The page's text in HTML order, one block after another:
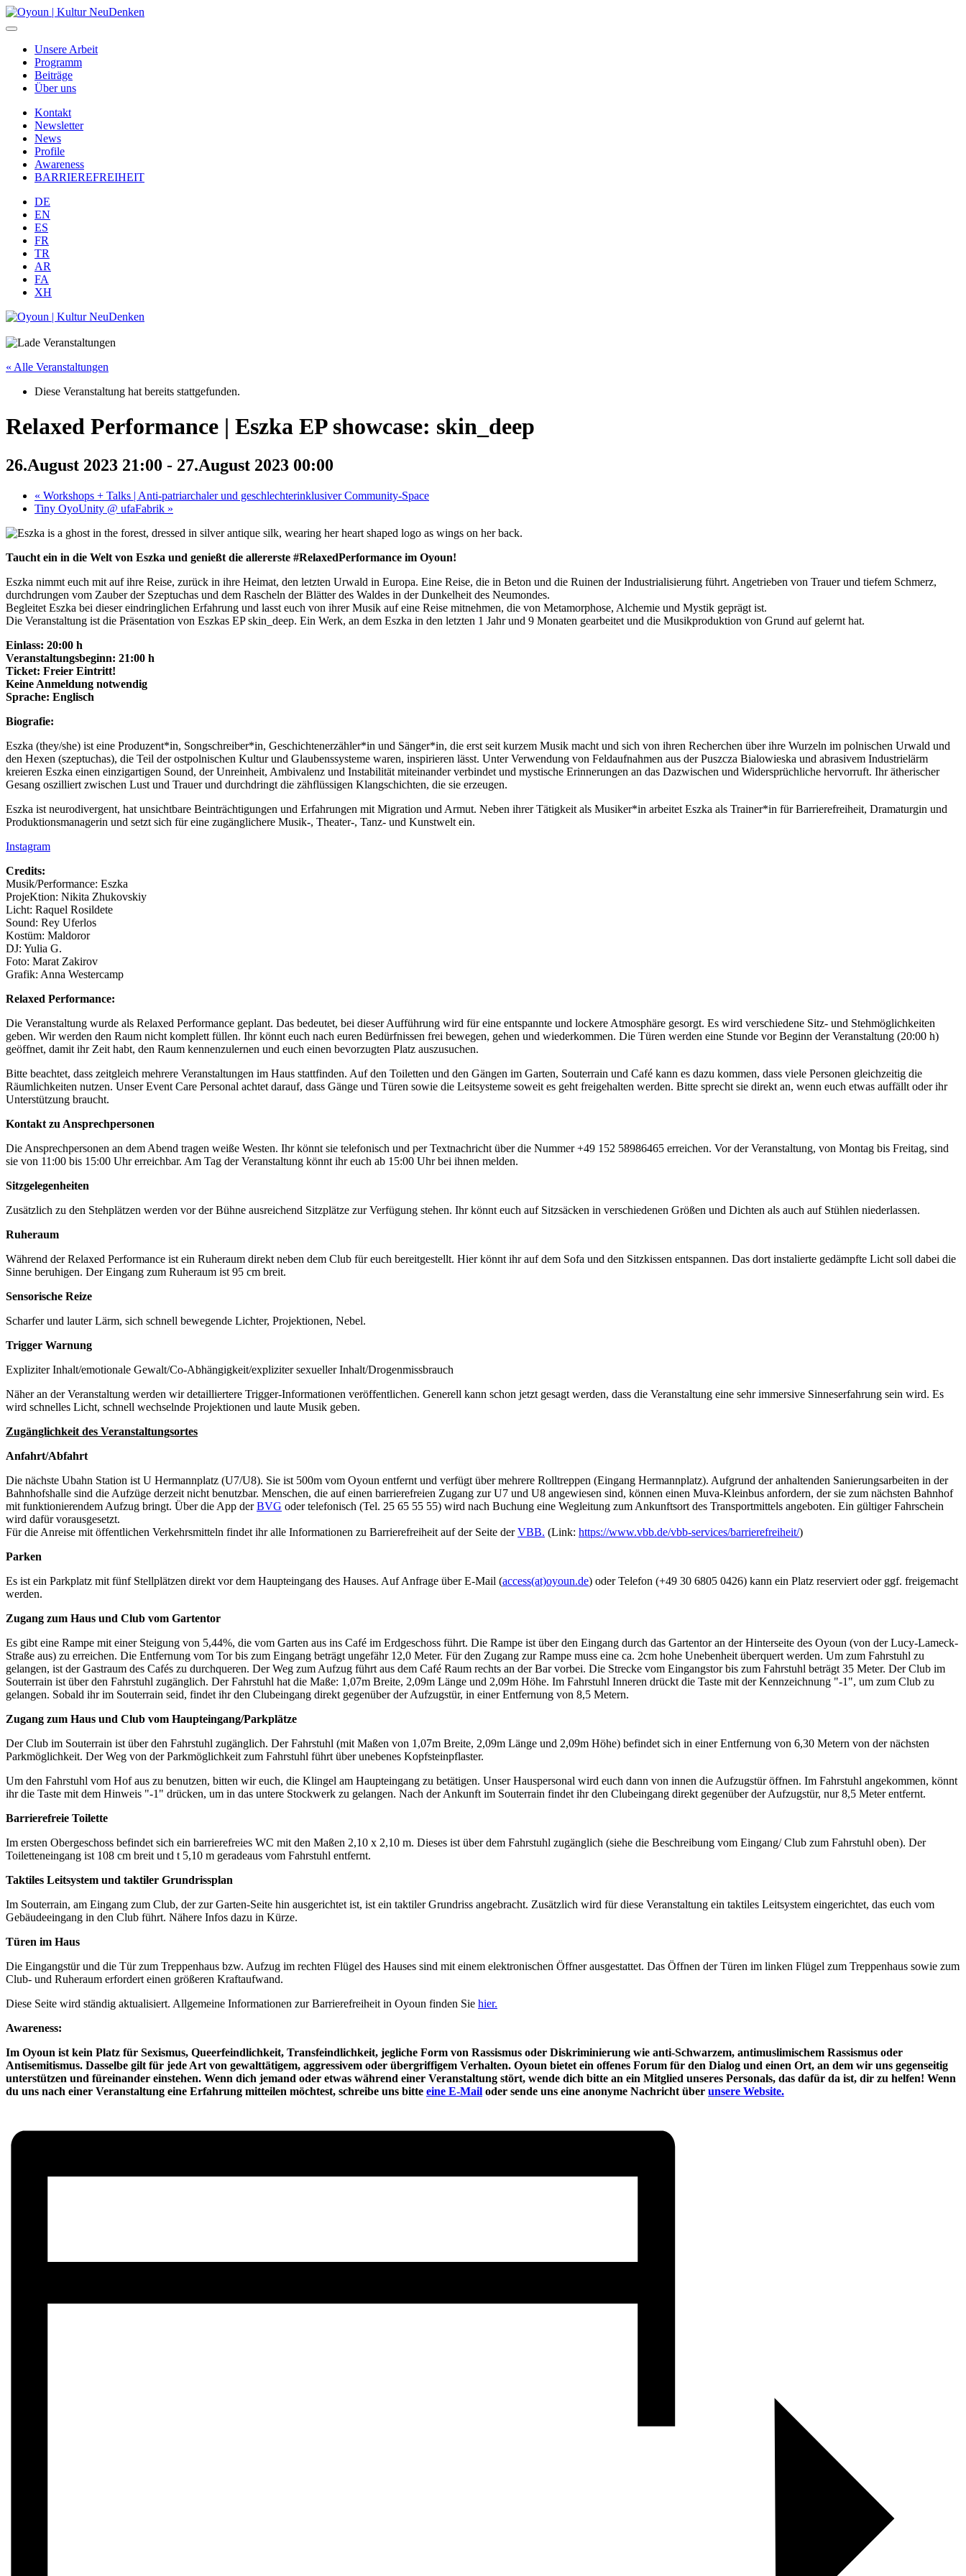
Unsere Arbeit
Programm
Beiträge
Über uns
Kontakt
Newsletter
News
Profile
Awareness
BARRIEREFREIHEIT
DE
EN
ES
FR
TR
AR
FA
XH
« Alle Veranstaltungen
Diese Veranstaltung hat bereits stattgefunden.
Relaxed Performance | Eszka EP showcase: skin_deep
26.August 2023 21:00 - 27.August 2023 00:00
« Workshops + Talks | Anti-patriarchaler und geschlechterinklusiver Community-Space
Tiny OyoUnity @ ufaFabrik »
Taucht ein in die Welt von Eszka und genießt die allererste #RelaxedPerformance im Oyoun!
Eszka nimmt euch mit auf ihre Reise, zurück in ihre Heimat, den letzten Urwald in Europa. Eine Reise, die in Beton und die Ruinen der Industrialisierung führt. Angetrieben von Trauer und tiefem Schmerz,
durchdrungen vom Zauber der Szeptuchas und dem Rascheln der Blätter des Waldes in der Dunkelheit des Neumondes.
Begleitet Eszka bei dieser eindringlichen Erfahrung und lasst euch von ihrer Musik auf eine Reise mitnehmen, die von Metamorphose, Alchemie und Mystik geprägt ist.
Die Veranstaltung ist die Präsentation von Eszkas EP skin_deep. Ein Werk, an dem Eszka in den letzten 1 Jahr und 9 Monaten gearbeitet und die Musikproduktion von Grund auf gelernt hat.
Einlass: 20:00 h
Veranstaltungsbeginn: 21:00 h
Ticket: Freier Eintritt!
Keine Anmeldung notwendig
Sprache: Englisch
Biografie:
Eszka (they/she) ist eine Produzent*in, Songschreiber*in, Geschichtenerzähler*in und Sänger*in, die erst seit kurzem Musik macht und sich von ihren Recherchen über ihre Wurzeln im polnischen Urwald und
den Hexen (szeptuchas), die Teil der ostpolnischen Kultur und Glaubenssysteme waren, inspirieren lässt. Unter Verwendung von Feldaufnahmen aus der Puszcza Bialowieska und abrasivem Industrielärm
kreieren Eszka einen einzigartigen Sound, der Unreinheit, Ambivalenz und Instabilität miteinander verbindet und mystische Erinnerungen an das Dazwischen und Widersprüchliche hervorruft. Ihr ätherischer
Gesang oszilliert zwischen Lust und Trauer und durchdringt die zähflüssigen Klangschichten, die sie erzeugen.
Eszka ist neurodivergent, hat unsichtbare Beinträchtigungen und Erfahrungen mit Migration und Armut. Neben ihrer Tätigkeit als Musiker*in arbeitet Eszka als Trainer*in für Barrierefreiheit, Dramaturgin und
Produktionsmanagerin und setzt sich für eine zugänglichere Musik-, Theater-, Tanz- und Kunstwelt ein.
Instagram
Credits:
Musik/Performance: Eszka
ProjeKtion: Nikita Zhukovskiy
Licht: Raquel Rosildete
Sound: Rey Uferlos
Kostüm: Maldoror
DJ: Yulia G.
Foto: Marat Zakirov
Grafik: Anna Westercamp
Relaxed Performance:
Die Veranstaltung wurde als Relaxed Performance geplant. Das bedeutet, bei dieser Aufführung wird für eine entspannte und lockere Atmosphäre gesorgt. Es wird verschiedene Sitz- und Stehmöglichkeiten
geben. Wir werden den Raum nicht komplett füllen. Ihr könnt euch nach euren Bedürfnissen frei bewegen, gehen und wiederkommen. Die Türen werden eine Stunde vor Beginn der Veranstaltung (20:00 h)
geöffnet, damit ihr Zeit habt, den Raum kennenzulernen und euch einen bevorzugten Platz auszusuchen.
Bitte beachtet, dass zeitgleich mehrere Veranstaltungen im Haus stattfinden. Auf den Toiletten und den Gängen im Garten, Souterrain und Café kann es dazu kommen, dass viele Personen gleichzeitig die
Räumlichkeiten nutzen. Unser Event Care Personal achtet darauf, dass Gänge und Türen sowie die Leitsysteme soweit es geht freigehalten werden. Bitte sprecht sie direkt an, wenn euch etwas auffällt oder ihr
Unterstützung braucht.
Kontakt zu Ansprechpersonen
Die Ansprechpersonen an dem Abend tragen weiße Westen. Ihr könnt sie telefonisch und per Textnachricht über die Nummer +49 152 58986465 erreichen. Vor der Veranstaltung, von Montag bis Freitag, sind
sie von 11:00 bis 15:00 Uhr erreichbar. Am Tag der Veranstaltung könnt ihr euch ab 15:00 Uhr bei ihnen melden.
Sitzgelegenheiten
Zusätzlich zu den Stehplätzen werden vor der Bühne ausreichend Sitzplätze zur Verfügung stehen. Ihr könnt euch auf Sitzsäcken in verschiedenen Größen und Dichten als auch auf Stühlen niederlassen.
Ruheraum
Während der Relaxed Performance ist ein Ruheraum direkt neben dem Club für euch bereitgestellt. Hier könnt ihr auf dem Sofa und den Sitzkissen entspannen. Das dort instalierte gedämpfte Licht soll dabei die
Sinne beruhigen. Der Eingang zum Ruheraum ist 95 cm breit.
Sensorische Reize
Scharfer und lauter Lärm, sich schnell bewegende Lichter, Projektionen, Nebel.
Trigger Warnung
Expliziter Inhalt/emotionale Gewalt/Co-Abhängigkeit/expliziter sexueller Inhalt/Drogenmissbrauch
Näher an der Veranstaltung werden wir detailliertere Trigger-Informationen veröffentlichen. Generell kann schon jetzt gesagt werden, dass die Veranstaltung eine sehr immersive Sinneserfahrung sein wird. Es
wird schnelles Licht, schnell wechselnde Projektionen und laute Musik geben.
Zugänglichkeit des Veranstaltungsortes
Anfahrt/Abfahrt
Die nächste Ubahn Station ist U Hermannplatz (U7/U8). Sie ist 500m vom Oyoun entfernt und verfügt über mehrere Rolltreppen (Eingang Hermannplatz). Aufgrund der anhaltenden Sanierungsarbeiten in der
Bahnhofshalle sind die Aufzüge derzeit nicht benutzbar. Menschen, die auf einen barrierefreien Zugang zur U7 und U8 angewiesen sind, können einen Muva-Kleinbus anfordern, der sie zum nächsten Bahnhof
mit funktionierendem Aufzug bringt. Über die App derBVG oder telefonisch (Tel. 25 65 55 55) wird nach Buchung eine Wegleitung zum Ankunftsort des Transportmittels angeboten. Ein gültiger Fahrschein
wird dafür vorausgesetzt.
Für die Anreise mit öffentlichen Verkehrsmitteln findet ihr alle Informationen zu Barrierefreiheit auf der Seite derVBB. (Link: https://www.vbb.de/vbb-services/barrierefreiheit/)
Parken
Es ist ein Parkplatz mit fünf Stellplätzen direkt vor dem Haupteingang des Hauses. Auf Anfrage über E-Mail (access(at)oyoun.de) oder Telefon (+49 30 6805 0426) kann ein Platz reserviert oder ggf. freigemacht
werden.
Zugang zum Haus und Club vom Gartentor
Es gibt eine Rampe mit einer Steigung von 5,44%, die vom Garten aus ins Café im Erdgeschoss führt. Die Rampe ist über den Eingang durch das Gartentor an der Hinterseite des Oyoun (von der Lucy-Lameck-
Straße aus) zu erreichen. Die Entfernung vom Tor bis zum Eingang beträgt ungefähr 12,0 Meter. Für den Zugang zur Rampe muss eine ca. 2cm hohe Unebenheit überquert werden. Um zum Fahrstuhl zu
gelangen, ist der Gastraum des Cafés zu durchqueren. Der Weg zum Aufzug führt aus dem Café Raum rechts an der Bar vorbei. Die Strecke vom Eingangstor bis zum Fahrstuhl beträgt 35 Meter. Der Club im
Souterrain ist über den Fahrstuhl zugänglich. Der Fahrstuhl hat die Maße: 1,07m Breite, 2,09m Länge und 2,09m Höhe. Im Fahrstuhl Inneren drückt die Taste mit der Kennzeichnung "-1", um zum Club zu
gelangen. Sobald ihr im Souterrain seid, findet ihr den Clubeingang direkt gegenüber der Aufzugstür, in einer Entfernung von 8,5 Metern.
Zugang zum Haus und Club vom Haupteingang/Parkplätze
Der Club im Souterrain ist über den Fahrstuhl zugänglich. Der Fahrstuhl (mit Maßen von 1,07m Breite, 2,09m Länge und 2,09m Höhe) befindet sich in einer Entfernung von 6,30 Metern von der nächsten
Parkmöglichkeit. Der Weg von der Parkmöglichkeit zum Fahrstuhl führt über unebenes Kopfsteinpflaster.
Um den Fahrstuhl vom Hof aus zu benutzen, bitten wir euch, die Klingel am Haupteingang zu betätigen. Unser Hauspersonal wird euch dann von innen die Aufzugstür öffnen. Im Fahrstuhl angekommen, könnt
ihr die Taste mit dem Hinweis "-1" drücken, um in das untere Stockwerk zu gelangen. Nach der Ankunft im Souterrain findet ihr den Clubeingang direkt gegenüber der Aufzugstür, nur 8,5 Meter entfernt.
Barrierefreie Toilette
Im ersten Obergeschoss befindet sich ein barrierefreies WC mit den Maßen 2,10 x 2,10 m. Dieses ist über dem Fahrstuhl zugänglich (siehe die Beschreibung vom Eingang/ Club zum Fahrstuhl oben). Der
Toiletteneingang ist 108 cm breit und t 5,10 m geradeaus vom Fahrstuhl entfernt.
Taktiles Leitsystem und taktiler Grundrissplan
Im Souterrain, am Eingang zum Club, der zur Garten-Seite hin ausgerichtet ist, ist ein taktiler Grundriss angebracht. Zusätzlich wird für diese Veranstaltung ein taktiles Leitsystem eingerichtet, das euch vom
Gebäudeeingang in den Club führt. Nähere Infos dazu in Kürze.
Türen im Haus
Die Eingangstür und die Tür zum Treppenhaus bzw. Aufzug im rechten Flügel des Hauses sind mit einem elektronischen Öffner ausgestattet. Das Öffnen der Türen im linken Flügel zum Treppenhaus sowie zum
Club- und Ruheraum erfordert einen größeren Kraftaufwand.
Diese Seite wird ständig aktualisiert. Allgemeine Informationen zur Barrierefreiheit in Oyoun finden Sie hier.
Awareness:
Im Oyoun ist kein Platz für Sexismus, Queerfeindlichkeit, Transfeindlichkeit, jegliche Form von Rassismus oder Diskriminierung wie anti-Schwarzem, antimuslimischem Rassismus oder
Antisemitismus. Dasselbe gilt für jede Art von gewalttätigem, aggressivem oder übergriffigem Verhalten. Oyoun bietet ein offenes Forum für den Dialog und einen Ort, an dem wir uns gegenseitig
unterstützen und füreinander einstehen. Wenn dich jemand oder etwas während einer Veranstaltung stört, wende dich bitte an ein Mitglied unseres Personals, das dafür da ist, dir zu helfen! Wenn
du uns nach einer Veranstaltung eine Erfahrung mitteilen möchtest, schreibe uns bitte eine E-Mail oder sende uns eine anonyme Nachricht über unsere Website.